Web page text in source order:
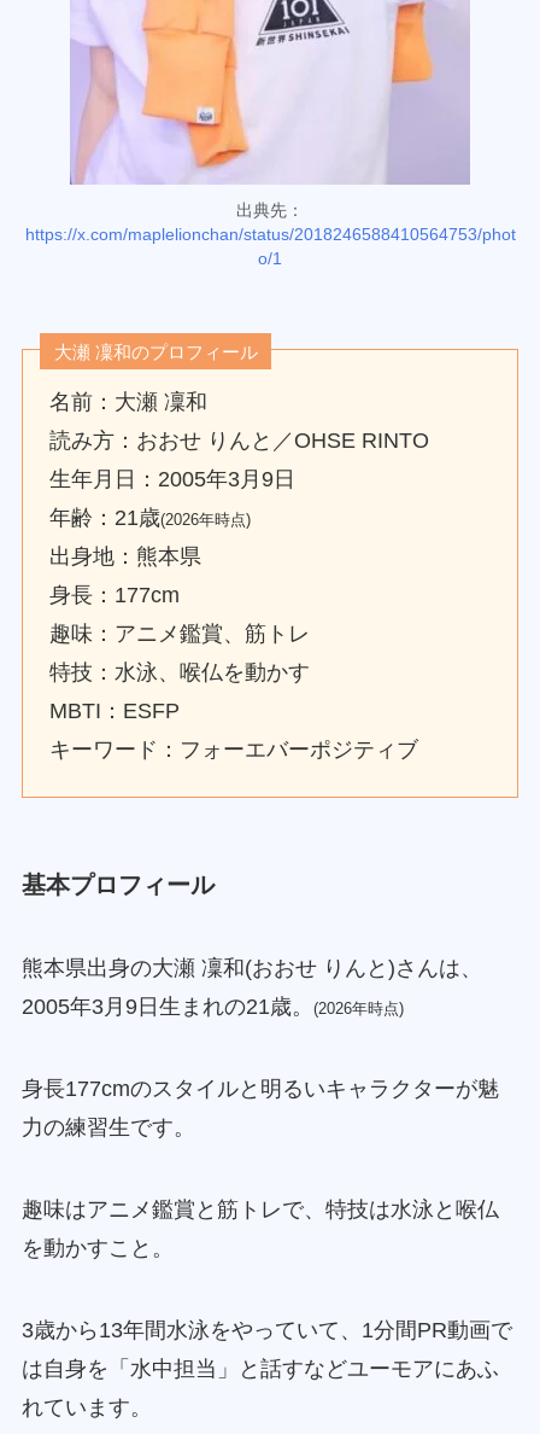
出典先：
https://x.com/maplelionchan/status/2018246588410564753/phot
o/1
大瀬 凜和のプロフィール
名前：大瀬 凜和
読み方：おおせ りんと／OHSE RINTO
生年月日：2005年3月9日
年齢：21歳(2026年時点)
出身地：熊本県
身長：177cm
趣味：アニメ鑑賞、筋トレ
特技：水泳、喉仏を動かす
MBTI：ESFP
キーワード：フォーエバーポジティブ
基本プロフィール
熊本県出身の大瀬 凜和(おおせ りんと)さんは、
2005年3月9日生まれの21歳。
(2026年時点)
身長177cmのスタイルと明るいキャラクターが魅
力の練習生です。
趣味はアニメ鑑賞と筋トレで、特技は水泳と喉仏
を動かすこと。
3歳から13年間水泳をやっていて、1分間PR動画で
は自身を「水中担当」と話すなどユーモアにあふ
れています。